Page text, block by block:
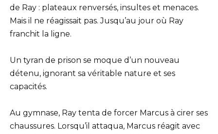
de Ray : plateaux renversés, insultes et menaces.
Mais il ne réagissait pas. Jusqu’au jour où Ray
franchit la ligne.
Un tyran de prison se moque d’un nouveau
détenu, ignorant sa véritable nature et ses
capacités.
Au gymnase, Ray tenta de forcer Marcus à cirer ses
chaussures. Lorsqu’il attaqua, Marcus réagit avec